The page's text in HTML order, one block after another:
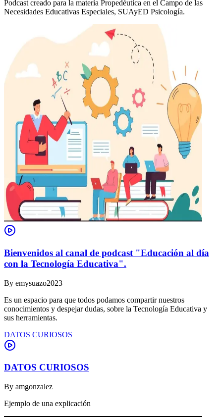
Podcast creado para la materia Propedéutica en el Campo de las
Necesidades Educativas Especiales, SUAyED Psicología.
Bienvenidos al canal de podcast "Educación al día
con la Tecnología Educativa".
By emysuazo2023
Es un espacio para que todos podamos compartir nuestros
conocimientos y despejar dudas, sobre la Tecnología Educativa y
sus herramientas.
DATOS CURIOSOS
DATOS CURIOSOS
By amgonzalez
Ejemplo de una explicación